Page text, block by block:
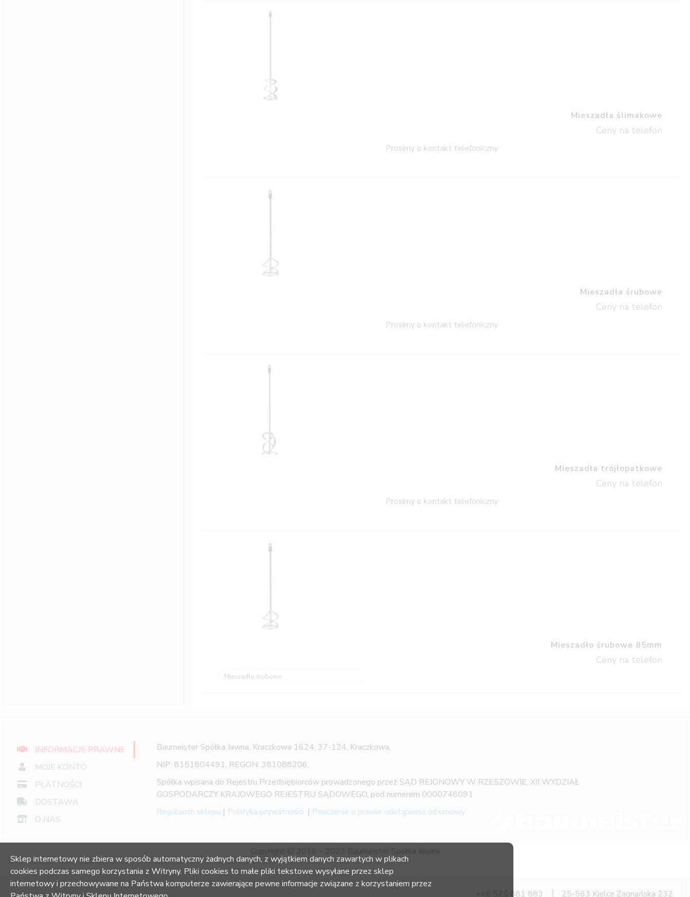
Mieszadła ślimakowe
Ceny na telefon
Prosimy o kontakt telefoniczny
Mieszadła śrubowe
Ceny na telefon
Prosimy o kontakt telefoniczny
Mieszadła trójłopatkowe
Ceny na telefon
Prosimy o kontakt telefoniczny
Mieszadło śrubowe 85mm
Ceny na telefon
Mieszadło śrubowe
INFORMACJE PRAWNE
MOJE KONTO
PŁATNOŚCI
DOSTAWA
O NAS
Baumeister Spółka Jawna, Kraczkowa 1624, 37-124, Kraczkowa,
NIP: 8151804491, REGON: 381088206,
Spółka wpisana do Rejestru Przedsiębiorców prowadzonego przez SĄD REJONOWY W RZESZOWIE, XII WYDZIAŁ
GOSPODARCZY KRAJOWEGO REJESTRU SĄDOWEGO, pod numerem 0000746091
Regulamin sklepu | Polityka prywatności | Pouczenie o prawie odstąpienia od umowy
+48 575 881 883 25-563 Kielce Zagnańska 232
Sklep internetowy nie zbiera w sposób automatyczny żadnych danych, z wyjątkiem danych zawartych w plikach
cookies podczas samego korzystania z Witryny. Pliki cookies to małe pliki tekstowe wysyłane przez sklep
internetowy i przechowywane na Państwa komputerze zawierające pewne informacje związane z korzystaniem przez